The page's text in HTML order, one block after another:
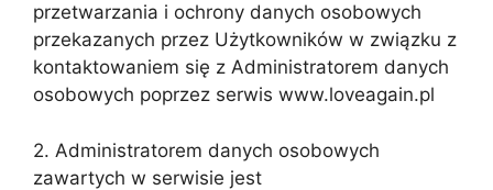
przetwarzania i ochrony danych osobowych
przekazanych przez Użytkowników w związku z
kontaktowaniem się z Administratorem danych
osobowych poprzez serwis www.loveagain.pl
2. Administratorem danych osobowych
zawartych w serwisie jest